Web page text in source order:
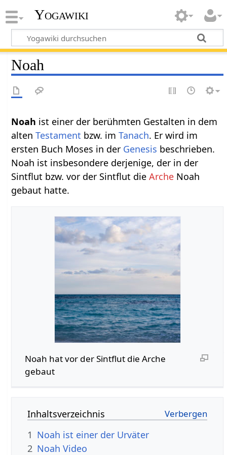
Yogawiki
Noah
Noah ist einer der berühmten Gestalten in dem
altenTestament bzw. imTanach. Er wird im
ersten Buch Moses in der Genesis beschrieben.
Noah ist insbesondere derjenige, der in der
Sintflut bzw. vor der Sintflut dieArche Noah
gebaut hatte.
Noah hat vor der Sintflut die Arche
gebaut
Inhaltsverzeichnis
1 Noah ist einer der Urväter
2 Noah Video